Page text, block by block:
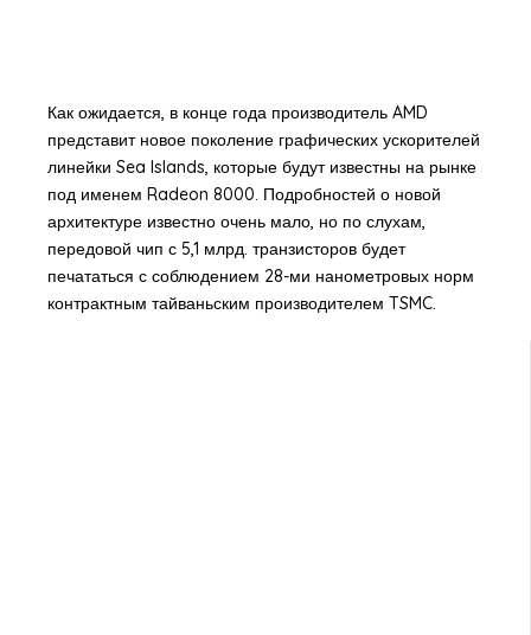
Как ожидается, в конце года производитель AMD
представит новое поколение графических ускорителей
линейки Sea Islands, которые будут известны на рынке
под именем Radeon 8000. Подробностей о новой
архитектуре известно очень мало, но по слухам,
передовой чип с 5,1 млрд. транзисторов будет
печататься с соблюдением 28-ми нанометровых норм
контрактным тайваньским производителем TSMC.